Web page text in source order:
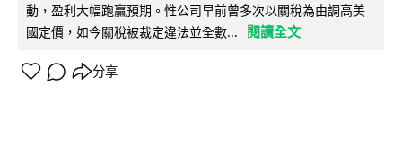
動，盈利大幅跑贏預期。惟公司早前曾多次以關稅為由調高美
國定價，如今關稅被裁定違法並全數...
閱讀全文
分享